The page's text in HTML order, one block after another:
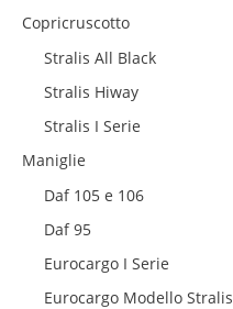
Copricruscotto
Stralis All Black
Stralis Hiway
Stralis I Serie
Maniglie
Daf 105 e 106
Daf 95
Eurocargo I Serie
Eurocargo Modello Stralis